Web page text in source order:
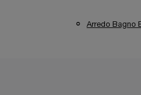
Arredo Bagno